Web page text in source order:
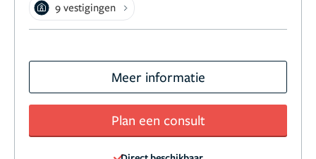
9 vestigingen
Meer informatie
Plan een consult